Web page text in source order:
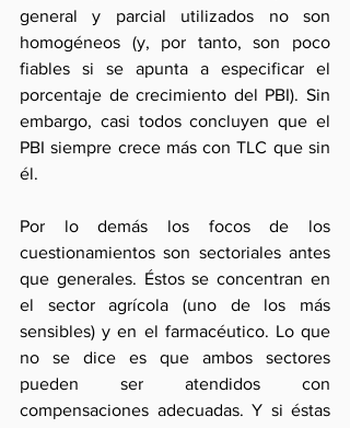
general y parcial utilizados no son
homogéneos (y, por tanto, son poco
fiables si se apunta a especificar el
porcentaje de crecimiento del PBI). Sin
embargo, casi todos concluyen que el
PBI siempre crece más con TLC que sin
él.
Por lo demás los focos de los
cuestionamientos son sectoriales antes
que generales. Éstos se concentran en
el sector agrícola (uno de los más
sensibles) y en el farmacéutico. Lo que
no se dice es que ambos sectores
pueden ser atendidos con
compensaciones adecuadas. Y si éstas